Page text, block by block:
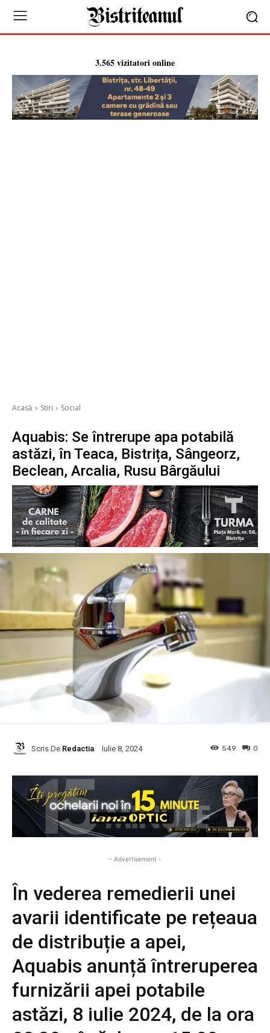
3.565 vizitatori online
Acasă Stiri Social
Aquabis: Se întrerupe apa potabilă
astăzi, în Teaca, Bistrița, Sângeorz,
Beclean, Arcalia, Rusu Bârgăului
Scris De Redactia Iulie 8, 2024 0
549
- Advertisement -
În vederea remedierii unei
avarii identificate pe rețeaua
de distribuție a apei,
Aquabis anunță întreruperea
furnizării apei potabile
astăzi, 8 iulie 2024, de la ora